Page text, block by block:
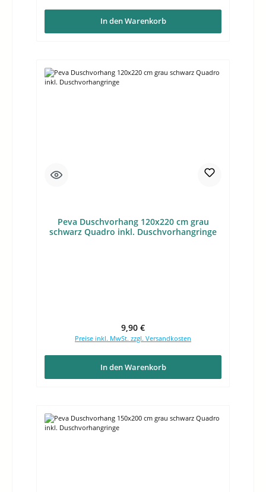
In den Warenkorb
Peva Duschvorhang 120x220 cm grau
schwarz Quadro inkl. Duschvorhangringe
Regulärer Preis:
9,90 €
Preise inkl. MwSt. zzgl. Versandkosten
In den Warenkorb